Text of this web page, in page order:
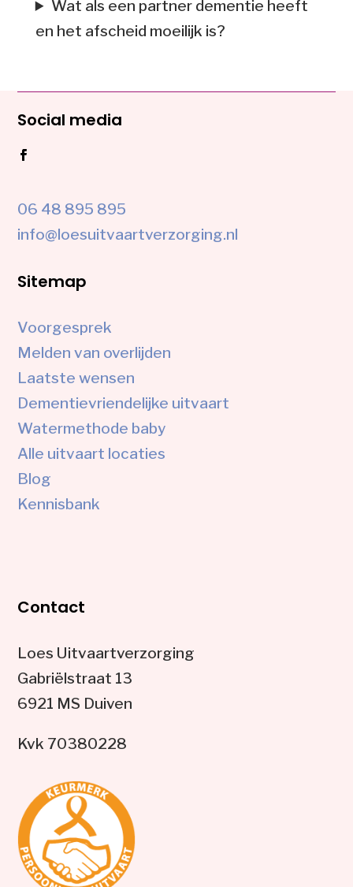
Wat als een partner dementie heeft
en het afscheid moeilijk is?
Social media
06 48 895 895
info@loesuitvaartverzorging.nl
Sitemap
Voorgesprek
Melden van overlijden
Laatste wensen
Dementievriendelijke uitvaart
Watermethode baby
Alle uitvaart locaties
Blog
Kennisbank
Contact
Loes Uitvaartverzorging
Gabriëlstraat 13
6921 MS Duiven
Kvk 70380228